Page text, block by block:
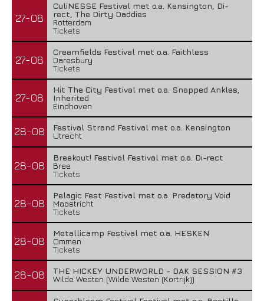
27-08
CuliNESSE Festival met o.a. Kensington, Di-
rect, The Dirty Daddies
Rotterdam
Tickets
27-08
Creamfields Festival met o.a. Faithless
Daresbury
Tickets
27-08
Hit The City Festival met o.a. Snapped Ankles,
Inherited
Eindhoven
28-08
Festival Strand Festival met o.a. Kensington
Utrecht
28-08
Breekout! Festival Festival met o.a. Di-rect
Bree
Tickets
28-08
Pelagic Fest Festival met o.a. Predatory Void
Maastricht
Tickets
28-08
Metallicamp Festival met o.a. HESKEN
Ommen
Tickets
28-08
THE HICKEY UNDERWORLD - DAK SESSION #3
Wilde Westen (Wilde Westen (Kortrijk))